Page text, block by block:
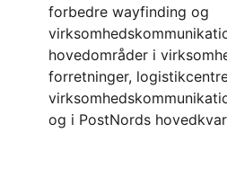
forbedre wayfinding og
hovedområder i
forretninger,
og i PostNords